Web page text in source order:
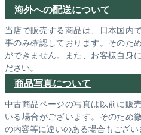
海外への配送について
当店で販売する商品は、日本国内
事のみ確認しております。そのた
ができません。また、お客様自身
ださい。
商品写真について
中古商品ページの写真は以前に販
いる場合がございます。そのため
の内容等に違いのある場合もござい